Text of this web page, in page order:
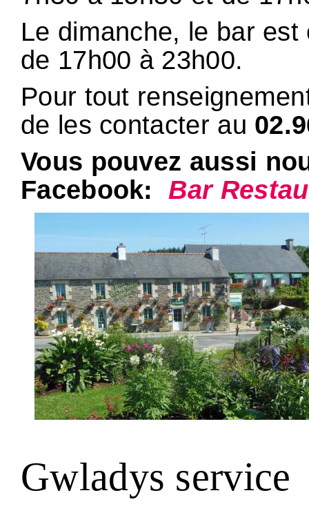
Le dimanche, le bar
de 17h00 à 23h00.
Pour tout
de les contacter au
Vous pouvez aussi
Facebook: Bar
Gwladys service